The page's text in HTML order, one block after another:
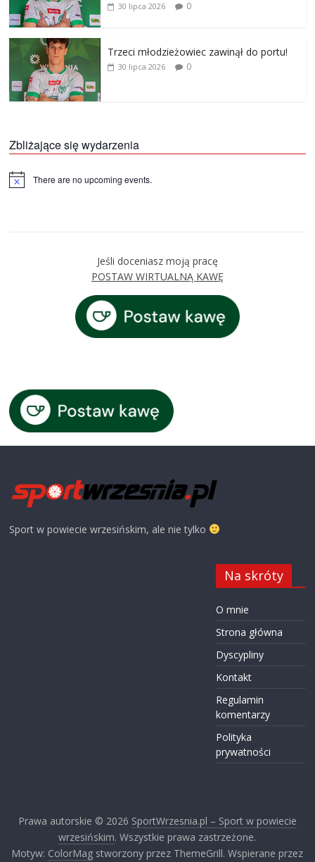
30 lipca 2026 0
Trzeci młodzieżowiec zawinął do portu!
30 lipca 2026 0
Zbliżające się wydarzenia
There are no upcoming events.
Jeśli doceniasz moją pracę
POSTAW WIRTUALNĄ KAWĘ
Sport w powiecie wrzesińskim, ale nie tylko
Na skróty
O mnie
Strona główna
Dyscypliny
Kontakt
Regulamin
komentarzy
Polityka
prywatności
Prawa autorskie © 2026 SportWrzesnia.pl – Sport w powiecie
wrzesińskim. Wszystkie prawa zastrzeżone.
Motyw: ColorMag stworzony przez ThemeGrill. Wspierane przez